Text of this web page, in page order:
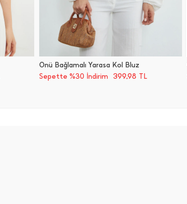
Önü Bağlamalı Yarasa Kol Bluz
Sepette %30 İndirim
399,98 TL